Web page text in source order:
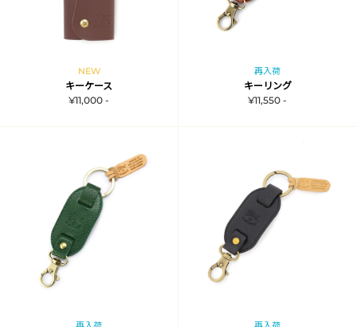
NEW
キーケース
¥11,000 -
再入荷
キーリング
¥11,550 -